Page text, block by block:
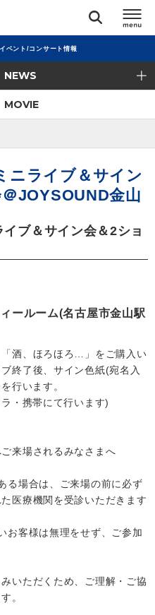
る
ベント/コンサート情報
NEWS
MOVIE
ニライブ＆サイン
JOYSOUND金山
ブ＆サイン会＆2ショ
ールーム(名古屋市金山駅
酒、ほろほろ…」をご購入い
終了後、サイン色紙(宛名入
行います。
・携帯にて行います)
来場されるみなさまへ
る場合は、ご来場の前に必ず
医療機関を受診いただきます
お客様は無理をせず、ご参加
いただくため、ご理解・ご協
。